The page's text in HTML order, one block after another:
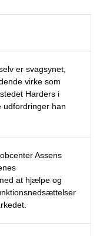
er svagsynet,
virke som
Harders i
udfordringer han
Assens
at hjælpe og